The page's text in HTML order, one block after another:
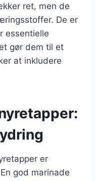
ret, men de
De er
essentielle
gør dem til et
at inkludere
er
god marinade